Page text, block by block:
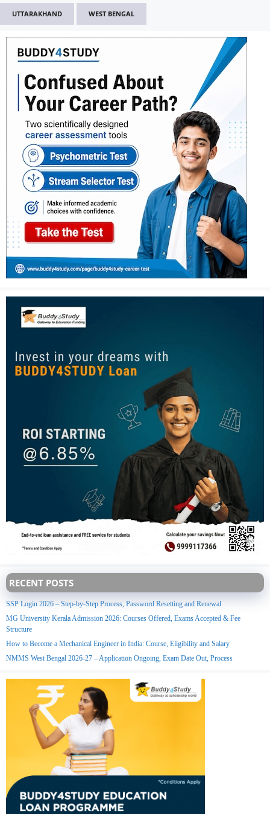
UTTARAKHAND WEST BENGAL
RECENT POSTS
SSP Login 2026 – Step-by-Step Process, Password Resetting and Renewal
MG University Kerala Admission 2026: Courses Offered, Exams Accepted & Fee
Structure
How to Become a Mechanical Engineer in India: Course, Eligibility and Salary
NMMS West Bengal 2026-27 – Application Ongoing, Exam Date Out, Process